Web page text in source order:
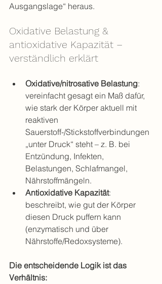
Ausgangslage“ heraus.
Oxidative Belastung &
antioxidative Kapazität –
verständlich erklärt
Oxidative/nitrosative Belastung:
vereinfacht gesagt ein Maß dafür,
wie stark der Körper aktuell mit
reaktiven
Sauerstoff-/Stickstoffverbindungen
„unter Druck“ steht – z. B. bei
Entzündung, Infekten,
Belastungen, Schlafmangel,
Nährstoffmängeln.
Antioxidative Kapazität:
beschreibt, wie gut der Körper
diesen Druck puffern kann
(enzymatisch und über
Nährstoffe/Redoxsysteme).
Die entscheidende Logik ist das
Verhältnis: